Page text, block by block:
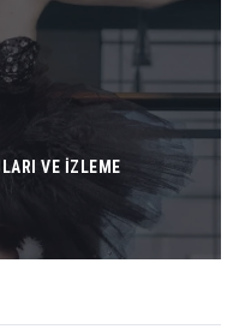
VE İZLEME